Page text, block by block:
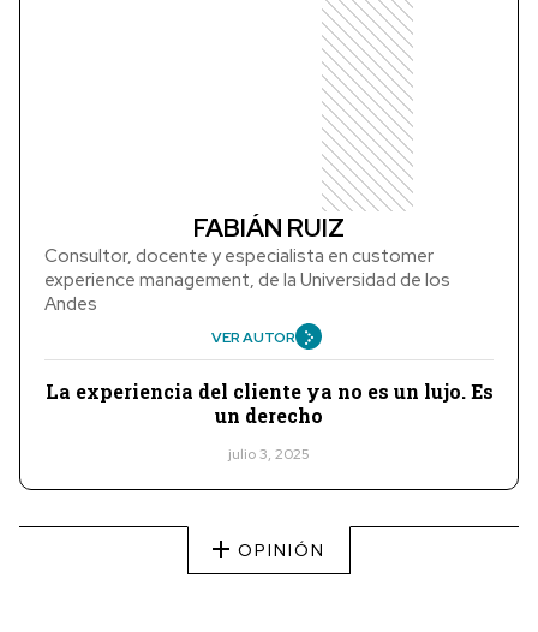
FABIÁN RUIZ
Consultor, docente y especialista en customer
experience management, de la Universidad de los
Andes
VER AUTOR
La experiencia del cliente ya no es un lujo. Es
un derecho
julio 3, 2025
OPINIÓN